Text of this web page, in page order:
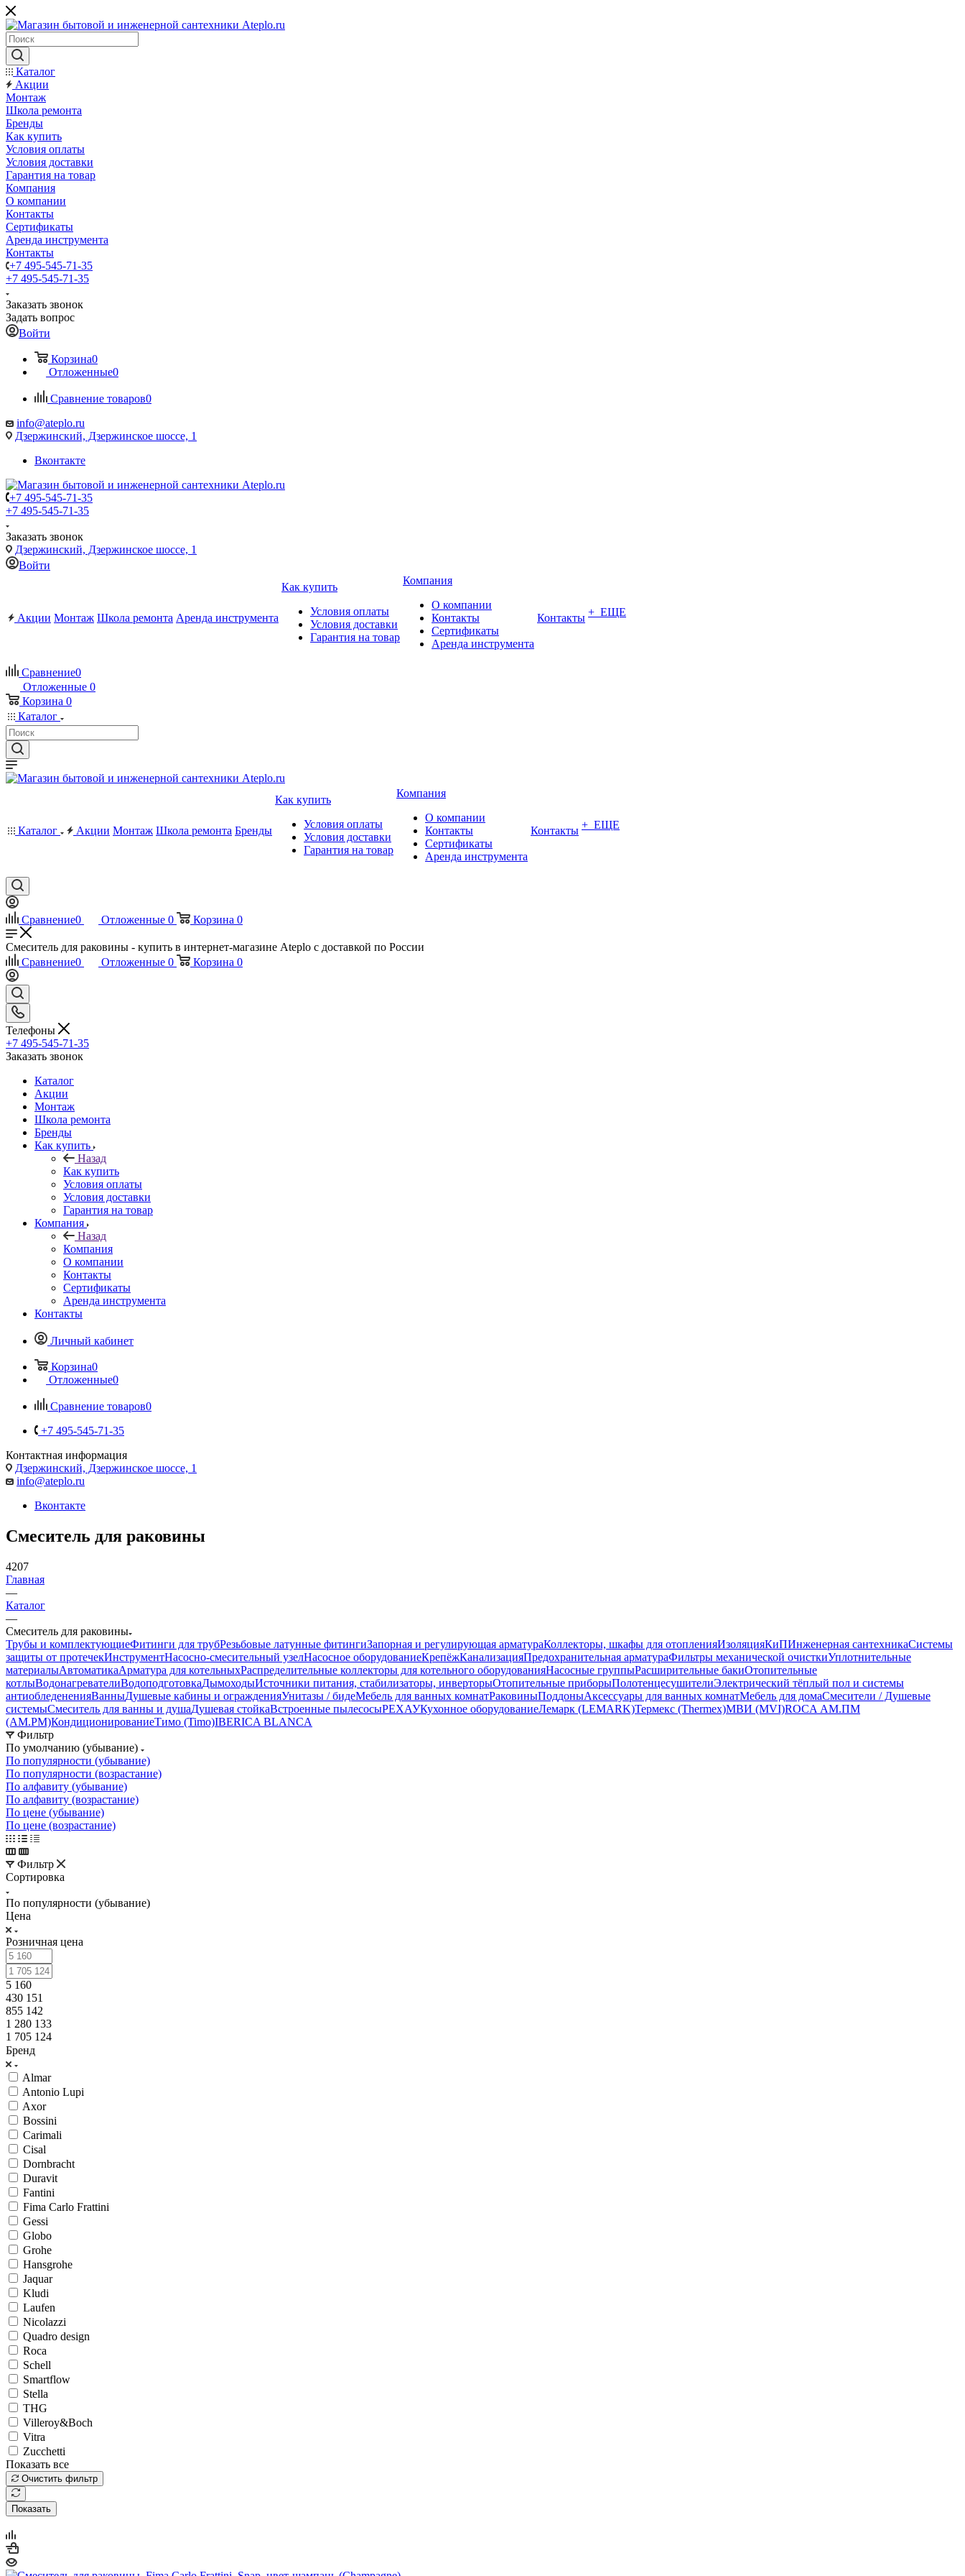
Каталог
Акции
Монтаж
Школа ремонта
Бренды
Как купить
Условия оплаты
Условия доставки
Гарантия на товар
Компания
О компании
Контакты
Сертификаты
Аренда инструмента
Контакты
+7 495-545-71-35
+7 495-545-71-35
Заказать звонок
Задать вопрос
Войти
Корзина0
Отложенные0
Сравнение товаров0
info@ateplo.ru
Дзержинский, Дзержинское шоссе, 1
Вконтакте
+7 495-545-71-35
+7 495-545-71-35
Заказать звонок
Дзержинский, Дзержинское шоссе, 1
Войти
Акции Монтаж Школа ремонта Аренда инструмента
Как купить
Условия оплаты
Условия доставки
Гарантия на товар
Компания
О компании
Контакты
Сертификаты
Аренда инструмента
Контакты + ЕЩЕ
Сравнение0
Отложенные 0
Корзина 0
Каталог
Каталог Акции Монтаж Школа ремонта Бренды
Как купить
Условия оплаты
Условия доставки
Гарантия на товар
Компания
О компании
Контакты
Сертификаты
Аренда инструмента
Контакты + ЕЩЕ
Сравнение0 Отложенные 0 Корзина 0
Смеситель для раковины - купить в интернет-магазине Ateplo с доставкой по России
Сравнение0 Отложенные 0 Корзина 0
Телефоны
+7 495-545-71-35
Заказать звонок
Каталог
Акции
Монтаж
Школа ремонта
Бренды
Как купить
Назад
Как купить
Условия оплаты
Условия доставки
Гарантия на товар
Компания
Назад
Компания
О компании
Контакты
Сертификаты
Аренда инструмента
Контакты
Личный кабинет
Корзина0
Отложенные0
Сравнение товаров0
+7 495-545-71-35
Контактная информация
Дзержинский, Дзержинское шоссе, 1
info@ateplo.ru
Вконтакте
Смеситель для раковины
4207
Главная
—
Каталог
—
Смеситель для раковины
Трубы и комплектующиеФитинги для трубРезьбовые латунные фитингиЗапорная и регулирующая арматураКоллекторы, шкафы для отопленияИзоляцияКиПИнженерная сантехникаСистемы
защиты от протечекИнструментНасосно-смесительный узелНасосное оборудованиеКрепёжКанализацияПредохранительная арматураФильтры механической очисткиУплотнительные
материалыАвтоматикаАрматура для котельныхРаспределительные коллекторы для котельного оборудованияНасосные группыРасширительные бакиОтопительные
котлыВодонагревателиВодоподготовкаДымоходыИсточники питания, стабилизаторы, инверторыОтопительные приборыПолотенцесушителиЭлектрический тёплый пол и системы
антиобледененияВанныДушевые кабины и огражденияУнитазы / бидеМебель для ванных комнатРаковиныПоддоныАксессуары для ванных комнатМебель для домаСмесители / Душевые
системыСмеситель для ванны и душаДушевая стойкаВстроенные пылесосыРЕХАУКухонное оборудованиеЛемарк (LEMARK)Термекс (Thermex)МВИ (MVI)ROCA АМ.ПМ
(AM.PM)КондиционированиеТимо (Timo)IBERICA BLANCA
Фильтр
По умолчанию (убывание)
По популярности (убывание)
По популярности (возрастание)
По алфавиту (убывание)
По алфавиту (возрастание)
По цене (убывание)
По цене (возрастание)
Фильтр
Сортировка
По популярности (убывание)
Цена
Розничная цена
5 160
430 151
855 142
1 280 133
1 705 124
Бренд
Almar
Antonio Lupi
Axor
Bossini
Carimali
Cisal
Dornbracht
Duravit
Fantini
Fima Carlo Frattini
Gessi
Globo
Grohe
Hansgrohe
Jaquar
Kludi
Laufen
Nicolazzi
Quadro design
Roca
Schell
Smartflow
Stella
THG
Villeroy&Boch
Vitra
Zucchetti
Показать все
Очистить фильтр
Показать